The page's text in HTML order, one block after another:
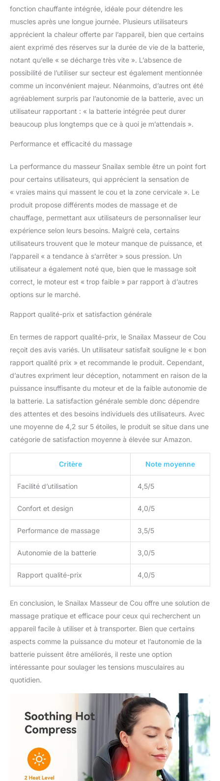
et renforce l'efficacité du massage. La
chaleur douce aide à détendre les muscles
tendus et à soulager les douleurs plus
efficacement, pour une relaxation plus
profonde et une récupération plus rapide.
【Sac de transport pratique】 Le masseur
d'épaules Snailax est livré avec un sac de
facilement lorsqu'il n'est pas utilisé et de le
garder propre et à l'abri de la poussière. Son
design portable vous permet d'emporter ce
masseur électrique partout avec vous. Il est
bureau ou en voyage. 【Conception
avec chaleur présente une conception
parfaitement les courbes de votre cou et de
vos épaules. Cette forme bien pensée assure
une couverture optimale et un ajustement
confortable, ce qui le rend idéal pour masser
d'autres parties du corps. 【Matériau durable
et confortable】 Le masseur cervical Snailax
est fabriqué à partir de cuir PU de première
qualité et d'un tissu en maille ultra-doux et
au contact de la peau. Conçu pour être à la
fois confortable et durable, ce masseur
luxueux, mais il résiste également à une
pour se détendre à tout moment et en tout
lieu. 【Cadeaux idéaux】 Le masseur
rechargeable Snailax pour le cou, les épaules
mamans, les papas, les femmes ou les
hommes. C'est un cadeau attentionné pour
les anniversaires, Thanksgiving, Noël, le
Nouvel An et d'autres occasions spéciales.
fonction chauffante intégrée, idéale pour détendre les
muscles après une longue journée. Plusieurs utilisateurs
apprécient la chaleur offerte par l’appareil, bien que certains
aient exprimé des réserves sur la durée de vie de la batterie,
notant qu’elle « se décharge très vite ». L’absence de
possibilité de l’utiliser sur secteur est également mentionnée
comme un inconvénient majeur. Néanmoins, d’autres ont été
agréablement surpris par l’autonomie de la batterie, avec un
utilisateur rapportant : « la batterie intégrée peut durer
beaucoup plus longtemps que ce à quoi je m’attendais ».
Performance et efficacité du massage
La performance du masseur Snailax semble être un point fort
pour certains utilisateurs, qui apprécient la sensation de
« vraies mains qui massent le cou et la zone cervicale ». Le
produit propose différents modes de massage et de
chauffage, permettant aux utilisateurs de personnaliser leur
expérience selon leurs besoins. Malgré cela, certains
utilisateurs trouvent que le moteur manque de puissance, et
l’appareil « a tendance à s’arrêter » sous pression. Un
utilisateur a également noté que, bien que le massage soit
correct, le moteur est « trop faible » par rapport à d’autres
options sur le marché.
Rapport qualité-prix et satisfaction générale
En termes de rapport qualité-prix, le Snailax Masseur de Cou
reçoit des avis variés. Un utilisateur satisfait souligne le « bon
rapport qualité prix » et recommande le produit. Cependant,
d’autres expriment leur déception, notamment en raison de la
puissance insuffisante du moteur et de la faible autonomie de
la batterie. La satisfaction générale semble donc dépendre
des attentes et des besoins individuels des utilisateurs. Avec
une moyenne de 4,2 sur 5 étoiles, le produit se situe dans une
catégorie de satisfaction moyenne à élevée sur Amazon.
Critère Note moyenne
Facilité d’utilisation 4,5/5
Confort et design 4,0/5
Performance de massage 3,5/5
Autonomie de la batterie 3,0/5
Rapport qualité-prix 4,0/5
En conclusion, le Snailax Masseur de Cou offre une solution de
massage pratique et efficace pour ceux qui recherchent un
appareil facile à utiliser et à transporter. Bien que certains
aspects comme la puissance du moteur et l’autonomie de la
batterie puissent être améliorés, il reste une option
intéressante pour soulager les tensions musculaires au
quotidien.